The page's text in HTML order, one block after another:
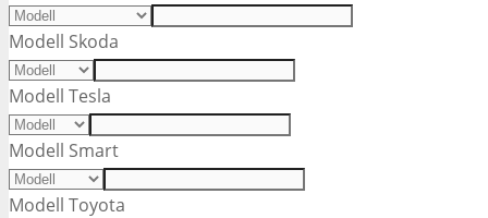
Modell Skoda
Modell Tesla
Modell Smart
Modell Toyota